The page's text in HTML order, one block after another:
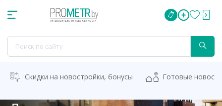
Скидки на новостройки, бонусы Готовые